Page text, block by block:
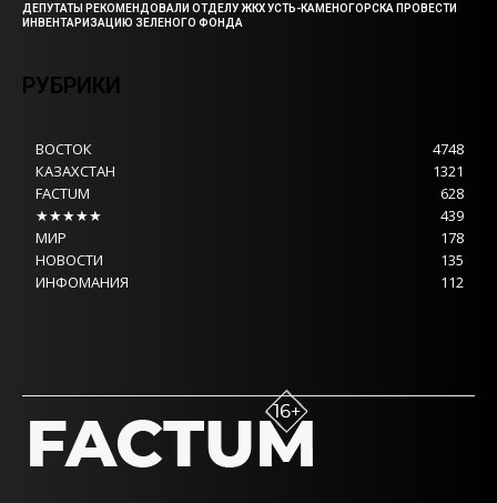
ДЕПУТАТЫ РЕКОМЕНДОВАЛИ ОТДЕЛУ ЖКХ УСТЬ-КАМЕНОГОРСКА ПРОВЕСТИ
ИНВЕНТАРИЗАЦИЮ ЗЕЛЕНОГО ФОНДА
РУБРИКИ
ВОСТОК
4748
КАЗАХСТАН
1321
FACTUM
628
★★★★★
439
МИР
178
НОВОСТИ
135
ИНФОМАНИЯ
112